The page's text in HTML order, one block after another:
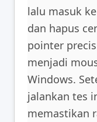
lalu masuk
dan hapus
pointer
menjadi
Windows.
jalankan tes
memastikan